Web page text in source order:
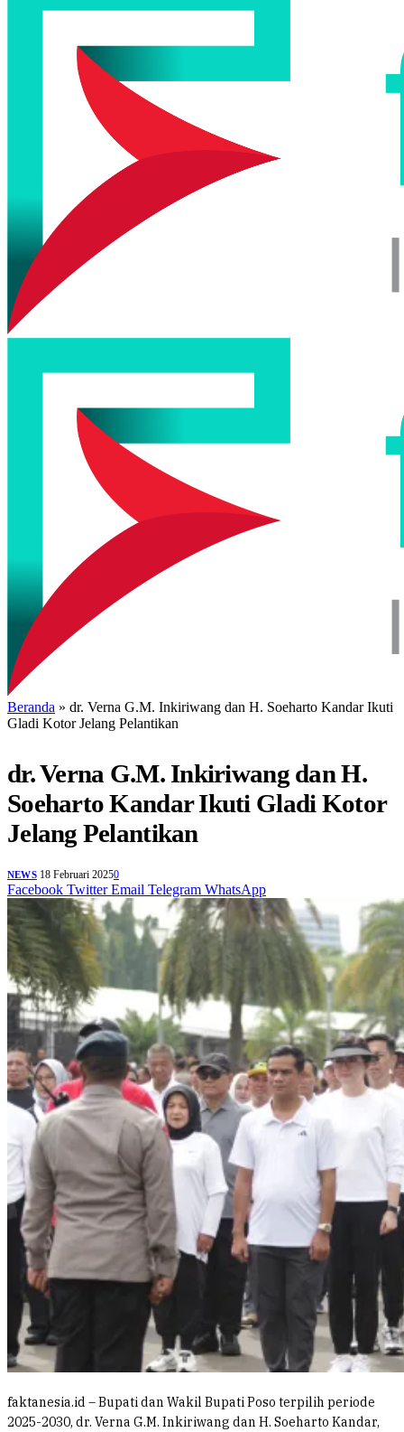
Beranda » dr. Verna G.M. Inkiriwang dan H. Soeharto Kandar Ikuti
Gladi Kotor Jelang Pelantikan
dr. Verna G.M. Inkiriwang dan H.
Soeharto Kandar Ikuti Gladi Kotor
Jelang Pelantikan
NEWS 18 Februari 20250
Facebook Twitter Email Telegram WhatsApp
faktanesia.id – Bupati dan Wakil Bupati Poso terpilih periode
2025-2030, dr. Verna G.M. Inkiriwang dan H. Soeharto Kandar,